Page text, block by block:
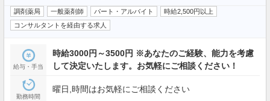
調剤薬局 一般薬剤師 パート・アルバイト
時給2,500円以上
コンサルタントを経由する求人
給与・手当
時給3000円～3500円 ※あなたのご経験、能力を考慮
して決定いたします。お気軽にご相談ください！
勤務時間
曜日,時間はお気軽にご相談ください